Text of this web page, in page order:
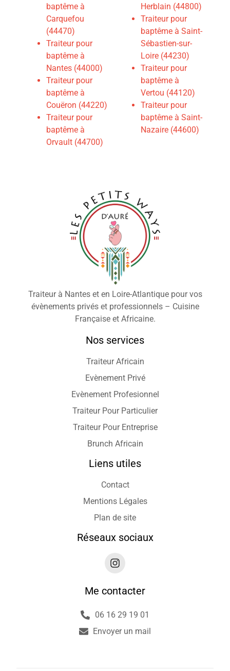
baptême à
Carquefou
(44470)
Traiteur pour
baptême à
Nantes (44000)
Traiteur pour
baptême à
Couëron (44220)
Traiteur pour
baptême à
Orvault (44700)
Herblain (44800)
Traiteur pour
baptême à Saint-
Sébastien-sur-
Loire (44230)
Traiteur pour
baptême à
Vertou (44120)
Traiteur pour
baptême à Saint-
Nazaire (44600)
Traiteur à Nantes et en Loire-Atlantique pour vos
évènements privés et professionnels – Cuisine
Française et Africaine.
Nos services
Traiteur Africain
Evènement Privé
Evènement Profesionnel
Traiteur Pour Particulier
Traiteur Pour Entreprise
Brunch Africain
Liens utiles
Contact
Mentions Légales
Plan de site
Réseaux sociaux
Me contacter
06 16 29 19 01
Envoyer un mail